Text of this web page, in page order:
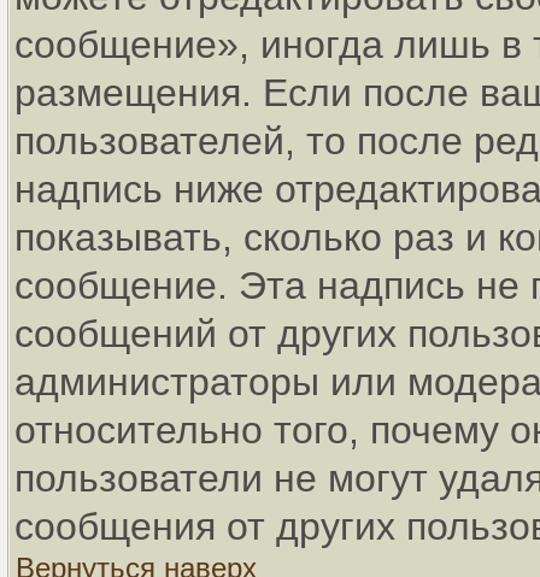
сообщение», иногда лишь в
размещения. Если после
пользователей, то после
надпись ниже
показывать, сколько раз и
сообщение. Эта надпись не
сообщений от других
администраторы или
относительно того,
пользователи не могут
сообщения от других
Вернуться наверх